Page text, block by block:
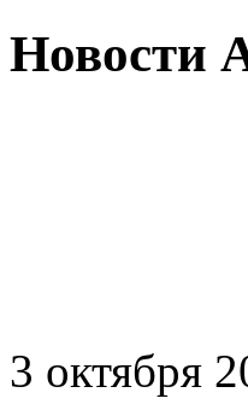
Новости
3 октября